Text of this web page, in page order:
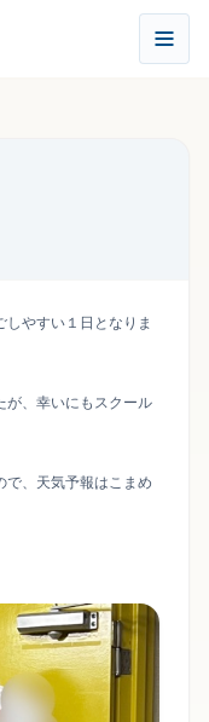
やすい１日となりま
が、幸いにもスクール
で、天気予報はこまめ